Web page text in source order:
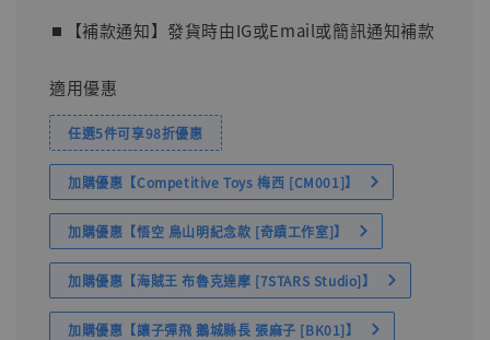
⏹︎【補款通知】發貨時由IG或Email或簡訊通知補款
適用優惠
任選5件可享98折優惠
加購優惠【Competitive Toys 梅西 [CM001]】
加購優惠【悟空 鳥山明紀念款 [奇蹟工作室]】
加購優惠【海賊王 布魯克達摩 [7STARS Studio]】
加購優惠【讓子彈飛 鵝城縣長 張麻子 [BK01]】